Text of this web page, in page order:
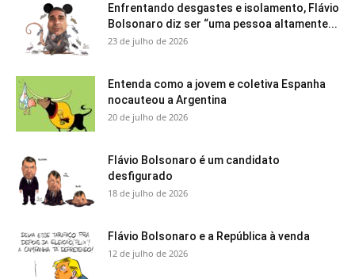
Enfrentando desgastes e isolamento, Flávio
Bolsonaro diz ser “uma pessoa altamente...
23 de julho de 2026
Entenda como a jovem e coletiva Espanha
nocauteou a Argentina
20 de julho de 2026
Flávio Bolsonaro é um candidato
desfigurado
18 de julho de 2026
Flávio Bolsonaro e a República à venda
12 de julho de 2026